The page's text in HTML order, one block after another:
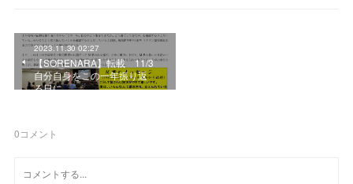
2023.11.30 02:27
【SORENARA】転載 11/3
自分自身をこの一年振り返
る日に
0コメント